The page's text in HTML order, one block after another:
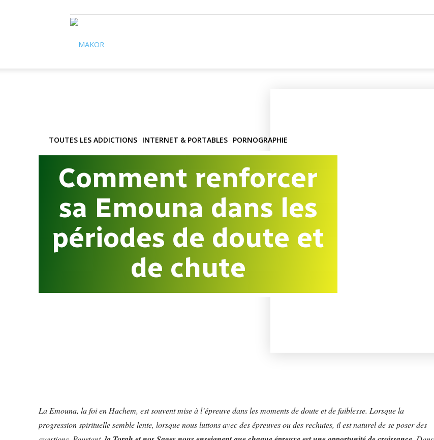
TOUTES LES ADDICTIONS INTERNET & PORTABLES PORNOGRAPHIE
Comment renforcer
sa Emouna dans les
périodes de doute et
de chute
La Emouna, la foi en Hachem, est souvent mise à l’épreuve dans les moments de doute et de faiblesse. Lorsque la
progression spirituelle semble lente, lorsque nous luttons avec des épreuves ou des rechutes, il est naturel de se poser des